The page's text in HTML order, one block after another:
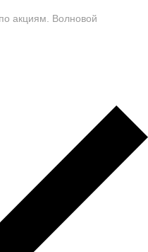
акциям. Волновой